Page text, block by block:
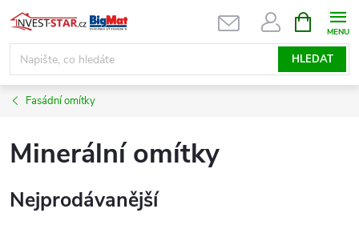
Přejít
na
obsah
HLEDAT
NÁKUPNÍ
KOŠÍK
Fasádní omítky
Minerální omítky
Nejprodávanější